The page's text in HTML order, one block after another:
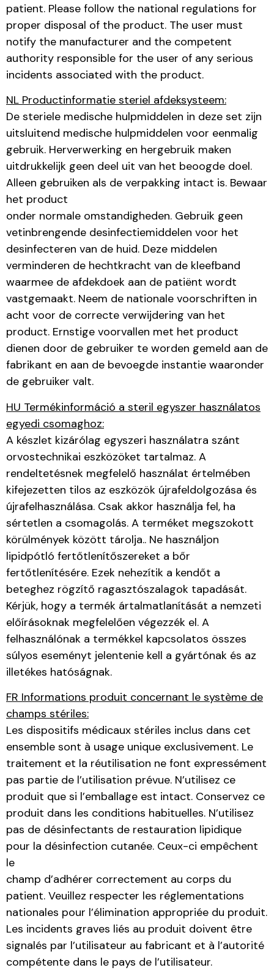
patient. Please follow the national regulations for
proper disposal of the product. The user must
notify the manufacturer and the competent
authority responsible for the user of any serious
incidents associated with the product.
NL Productinformatie steriel afdeksysteem:
De steriele medische hulpmiddelen in deze set zijn
uitsluitend medische hulpmiddelen voor eenmalig
gebruik. Herverwerking en hergebruik maken
uitdrukkelijk geen deel uit van het beoogde doel.
Alleen gebruiken als de verpakking intact is. Bewaar
het product
onder normale omstandigheden. Gebruik geen
vetinbrengende desinfectiemiddelen voor het
desinfecteren van de huid. Deze middelen
verminderen de hechtkracht van de kleefband
waarmee de afdekdoek aan de patiënt wordt
vastgemaakt. Neem de nationale voorschriften in
acht voor de correcte verwijdering van het
product. Ernstige voorvallen met het product
dienen door de gebruiker te worden gemeld aan de
fabrikant en aan de bevoegde instantie waaronder
de gebruiker valt.
HU Termékinformáció a steril egyszer használatos
egyedi csomaghoz:
A készlet kizárólag egyszeri használatra szánt
orvostechnikai eszközöket tartalmaz. A
rendeltetésnek megfelelő használat értelmében
kifejezetten tilos az eszközök újrafeldolgozása és
újrafelhasználása. Csak akkor használja fel, ha
sértetlen a csomagolás. A terméket megszokott
körülmények között tárolja.. Ne használjon
lipidpótló fertőtlenítőszereket a bőr
fertőtlenítésére. Ezek nehezítik a kendőt a
beteghez rögzítő ragasztószalagok tapadását.
Kérjük, hogy a termék ártalmatlanítását a nemzeti
előírásoknak megfelelően végezzék el. A
felhasználónak a termékkel kapcsolatos összes
súlyos eseményt jelentenie kell a gyártónak és az
illetékes hatóságnak.
FR Informations produit concernant le système de
champs stériles:
Les dispositifs médicaux stériles inclus dans cet
ensemble sont à usage unique exclusivement. Le
traitement et la réutilisation ne font expressément
pas partie de l’utilisation prévue. N’utilisez ce
produit que si l’emballage est intact. Conservez ce
produit dans les conditions habituelles. N’utilisez
pas de désinfectants de restauration lipidique
pour la désinfection cutanée. Ceux-ci empêchent
le
champ d’adhérer correctement au corps du
patient. Veuillez respecter les réglementations
nationales pour l’élimination appropriée du produit.
Les incidents graves liés au produit doivent être
signalés par l’utilisateur au fabricant et à l’autorité
compétente dans le pays de l’utilisateur.